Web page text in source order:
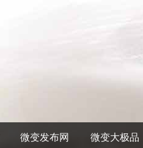
微变发布网 微变大极品